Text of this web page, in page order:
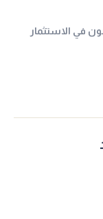
في الاستثمار